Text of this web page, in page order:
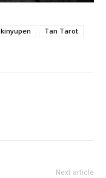
kinyupen
Tan Tarot
Next article